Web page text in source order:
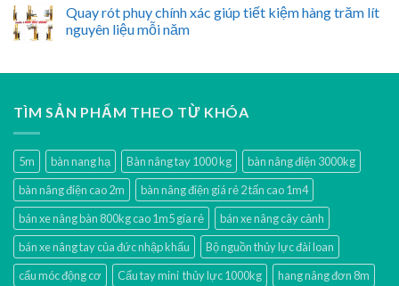
Quay rót phuy chính xác giúp tiết kiệm hàng trăm lít
nguyên liệu mỗi năm
TÌM SẢN PHẨM THEO TỪ KHÓA
5m bàn nang hạ Bàn nâng tay 1000 kg
bàn nâng điện 3000kg
bàn nâng điện cao 2m
bàn nâng điện giá rẻ 2 tấn cao 1m4
bán xe nâng bàn 800kg cao 1m5 gía rẻ
bán xe nâng cây cảnh
bán xe nâng tay của đức nhập khẩu
Bộ nguồn thủy lực đài loan
cẩu móc động cơ
Cẩu tay mini thủy lực 1000kg
hang nâng đơn 8m